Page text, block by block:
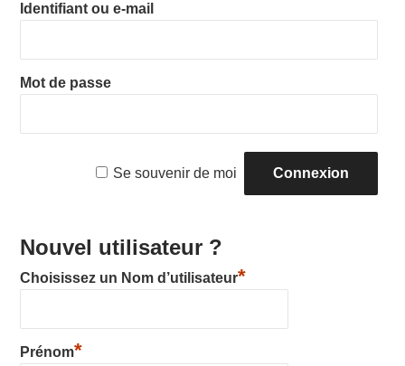
R
D'I
SS
Y
Identifiant ou e-mail
Mot de passe
Se souvenir de moi
Nouvel utilisateur ?
Choisissez un Nom d’utilisateur*
Prénom*